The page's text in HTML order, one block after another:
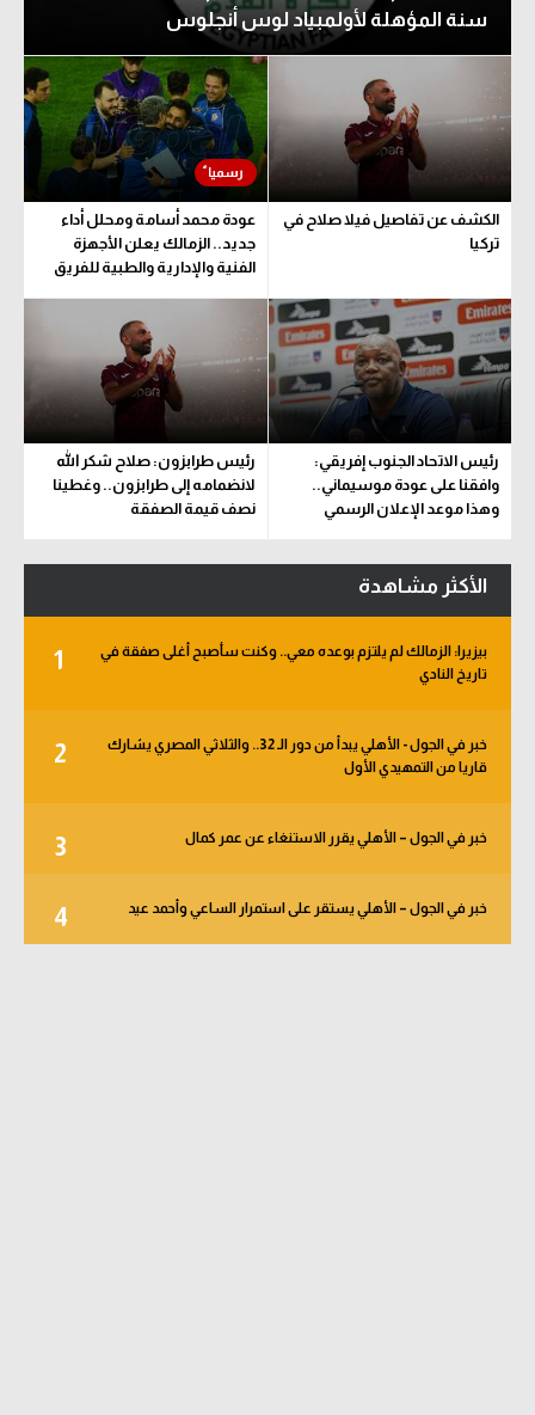
سنة المؤهلة لأولمبياد لوس أنجلوس
الكشف عن تفاصيل فيلا صلاح في
تركيا
عودة محمد أسامة ومحلل أداء
جديد.. الزمالك يعلن الأجهزة
الفنية والإدارية والطبية للفريق
رئيس الاتحاد الجنوب إفريقي:
وافقنا على عودة موسيماني..
وهذا موعد الإعلان الرسمي
رئيس طرابزون: صلاح شكر الله
لانضمامه إلى طرابزون.. وغطينا
نصف قيمة الصفقة
الأكثر مشاهدة
1
بيزيرا: الزمالك لم يلتزم بوعده معي.. وكنت سأصبح أغلى صفقة في
تاريخ النادي
2
خبر في الجول - الأهلي يبدأ من دور الـ 32.. والثلاثي المصري يشارك
قاريا من التمهيدي الأول
3 خبر في الجول – الأهلي يقرر الاستنغاء عن عمر كمال
4 خبر في الجول – الأهلي يستقر على استمرار الساعي وأحمد عيد